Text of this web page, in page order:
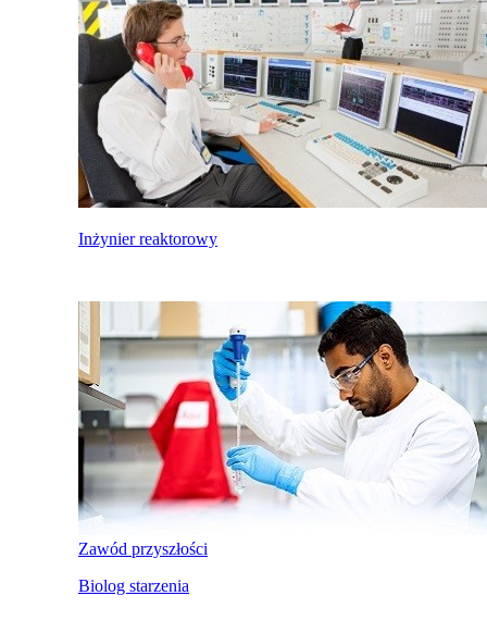
Inżynier reaktorowy
Zawód przyszłości
Biolog starzenia